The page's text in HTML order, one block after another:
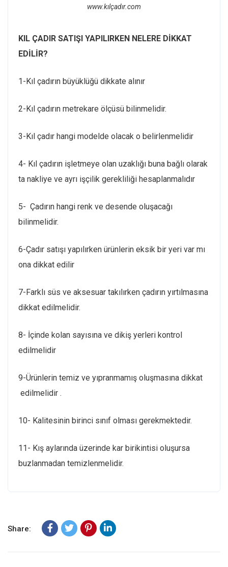
www.kılçadır.com
KIL ÇADIR SATIŞI YAPILIRKEN NELERE DİKKAT
EDİLİR?
1-Kıl çadırın büyüklüğü dikkate alınır
2-Kıl çadırın metrekare ölçüsü bilinmelidir.
3-Kıl çadır hangi modelde olacak o belirlenmelidir
4- Kıl çadırın işletmeye olan uzaklığı buna bağlı olarak
ta nakliye ve ayrı işçilik gerekliliği hesaplanmalıdır
5- Çadırın hangi renk ve desende oluşacağı
bilinmelidir.
6-Çadır satışı yapılırken ürünlerin eksik bir yeri var mı
ona dikkat edilir
7-Farklı süs ve aksesuar takılırken çadırın yırtılmasına
dikkat edilmelidir.
8- İçinde kolan sayısına ve dikiş yerleri kontrol
edilmelidir
9-Ürünlerin temiz ve yıpranmamış oluşmasına dikkat
edilmelidir .
10- Kalitesinin birinci sınıf olması gerekmektedir.
11- Kış aylarında üzerinde kar birikintisi oluşursa
buzlanmadan temizlenmelidir.
Share: